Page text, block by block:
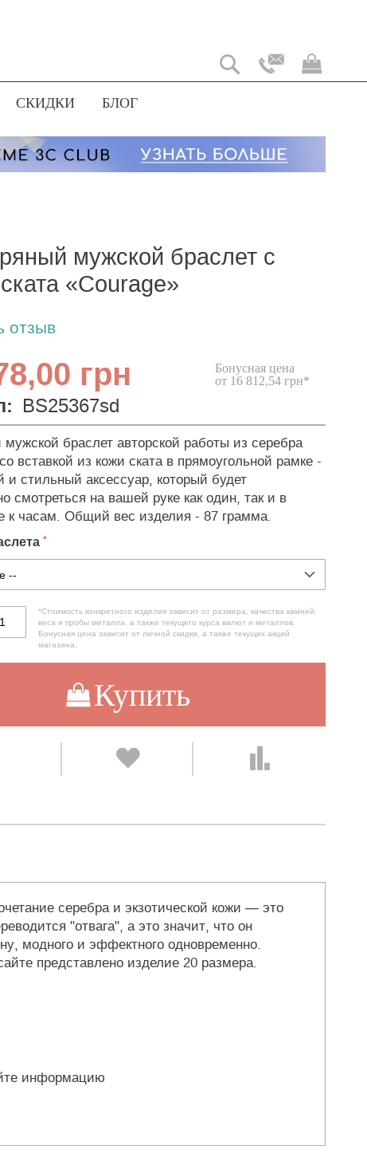
Моя
СКИДКИ БЛОГ
мужской браслет с
«Courage»
отзыв
грн
Бонусная цена
от 16 812,54 грн*
BS25367sd
браслет авторской работы из серебра
вставкой из кожи ската в прямоугольной рамке -
и стильный аксессуар, который будет
смотреться на вашей руке как один, так и в
к часам. Общий вес изделия - 87 грамма.
*Стоимость конкретного изделия зависит от размера, качества камней,
веса и пробы металла, а также текущего курса валют и металлов.
Бонусная цена зависит от личной скидки, а также текущих акций
магазина.
Купить
серебра и экзотической кожи — это
"отвага", а это значит, что он
модного и эффектного одновременно.
представлено изделие 20 размера.
информацию